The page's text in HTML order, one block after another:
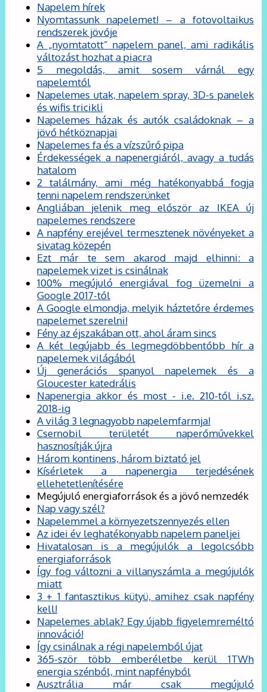
Napelem hírek
Nyomtassunk napelemet! – a fotovoltaikus
rendszerek jövője
A „nyomtatott” napelem panel, ami radikális
változást hozhat a piacra
5 megoldás, amit sosem várnál egy
napelemtől
Napelemes utak, napelem spray, 3D-s panelek
és wifis tricikli
Napelemes házak és autók családoknak – a
jövő hétköznapjai
Napelemes fa és a vízszűrő pipa
Érdekességek a napenergiáról, avagy a tudás
hatalom
2 találmány, ami még hatékonyabbá fogja
tenni napelem rendszerünket
Angliában jelenik meg először az IKEA új
napelemes rendszere
A napfény erejével termesztenek növényeket a
sivatag közepén
Ezt már te sem akarod majd elhinni: a
napelemek vizet is csinálnak
100% megújuló energiával fog üzemelni a
Google 2017-től
A Google elmondja, melyik háztetőre érdemes
napelemet szerelni!
Fény az éjszakában ott, ahol áram sincs
A két legújabb és legmegdöbbentőbb hír a
napelemek világából
Új generációs spanyol napelemek és a
Gloucester katedrális
Napenergia akkor és most - i.e. 210-től i.sz.
2018-ig
A világ 3 legnagyobb napelemfarmja!
Csernobil területét naperőművekkel
hasznosítják újra
Három kontinens, három biztató jel
Kísérletek a napenergia terjedésének
ellehetetlenítésére
Megújuló energiaforrások és a jövő nemzedék
Nap vagy szél?
Napelemmel a környezetszennyezés ellen
Az idei év leghatékonyabb napelem paneljei
Hivatalosan is a megújulók a legolcsóbb
energiaforrások
Így fog változni a villanyszámla a megújulók
miatt
3 + 1 fantasztikus kütyü, amihez csak napfény
kell!
Napelemes ablak? Egy újabb figyelemreméltó
innováció!
Így csinálnak a régi napelemből újat
365-ször több emberéletbe kerül 1TWh
energia szénből, mint napfényből
Ausztrália már csak megújuló